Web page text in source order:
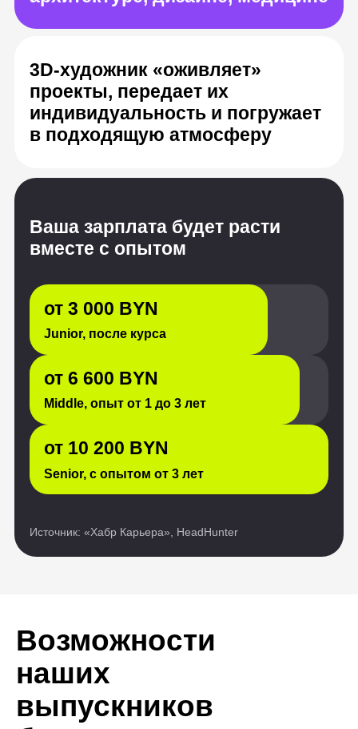
Ваша зарплата будет расти
вместе с опытом
от 3 000 BYN
Middle, опыт от 1 до 3 лет
Senior, с опытом от 3 лет
Источник: «Хабр Карьера», HeadHunter
Возможности
наших
выпускников
Истории обычных людей,
преобразивших свои жизни
на подобные перемены.